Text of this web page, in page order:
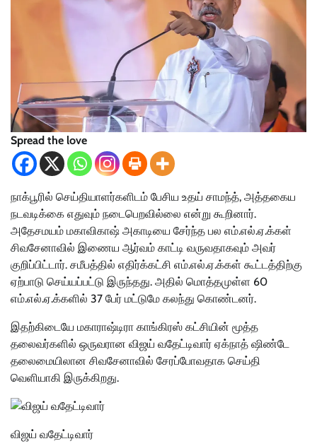
Spread the love
நாக்பூரில் செய்தியாளர்களிடம் பேசிய உதய் சாமந்த், அத்தகைய
நடவடிக்கை எதுவும் நடைபெறவில்லை என்று கூறினார்.
அதேசமயம் மகாவிகாஷ் அகாடியை சேர்ந்த பல எம்.எல்.ஏ.க்கள்
சிவசேனாவில் இணைய ஆர்வம் காட்டி வருவதாகவும் அவர்
குறிப்பிட்டார். சமீபத்தில் எதிர்க்கட்சி எம்.எல்.ஏ.க்கள் கூட்டத்திற்கு
ஏற்பாடு செய்யப்பட்டு இருந்தது. அதில் மொத்தமுள்ள 60
எம்.எல்.ஏ.க்களில் 37 பேர் மட்டுமே கலந்து கொண்டனர்.
இதற்கிடையே மகாராஷ்டிரா காங்கிரஸ் கட்சியின் மூத்த
தலைவர்களில் ஒருவரான விஜய் வதேட்டிவார் ஏக்நாத் ஷிண்டே
தலைமையிலான சிவசேனாவில் சேரப்போவதாக செய்தி
வெளியாகி இருக்கிறது.
விஜய் வதேட்டிவார்